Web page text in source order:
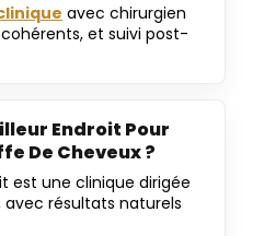
avec chirurgien
et suivi post-
Endroit Pour
De Cheveux ?
est une clinique dirigée
avec résultats naturels